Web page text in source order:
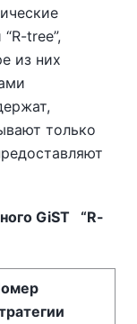
“R-tree”,
из них
только
GiST “R-